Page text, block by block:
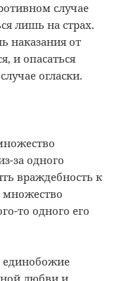
случае
лишь на страх.
наказания от
и опасаться
огласки.
за одного
враждебность к
множество
то одного его
единобожие